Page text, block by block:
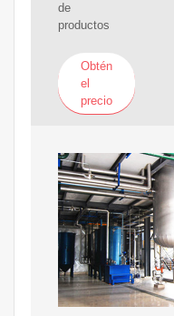
de
productos
Obtén
el
precio